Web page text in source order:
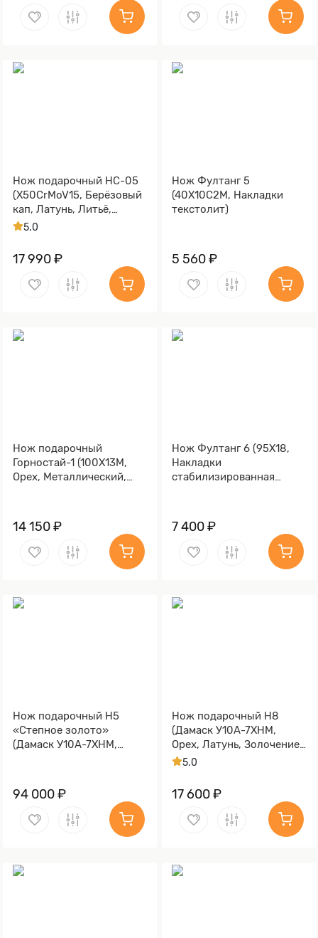
Нож подарочный НС-05
(X50CrMoV15, Берёзовый
кап, Латунь, Литьё,
Золочение клинка гарды
5.0
17 990 ₽
Нож Фултанг 5
(40Х10С2М, Накладки
текстолит)
5 560 ₽
Нож подарочный
Горностай-1 (100Х13М,
Орех, Металлический,
14 150 ₽
Нож Фултанг 6 (95Х18,
Накладки
стабилизированная
7 400 ₽
Нож подарочный Н5
«Степное золото»
(Дамаск У10А-7ХНМ,
гарды и тыльника)
94 000 ₽
Нож подарочный Н8
(Дамаск У10А-7ХНМ,
Орех, Латунь, Золочение
клинка гарды и тыльника)
5.0
17 600 ₽